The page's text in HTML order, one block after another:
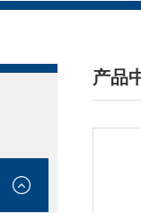
产品
/